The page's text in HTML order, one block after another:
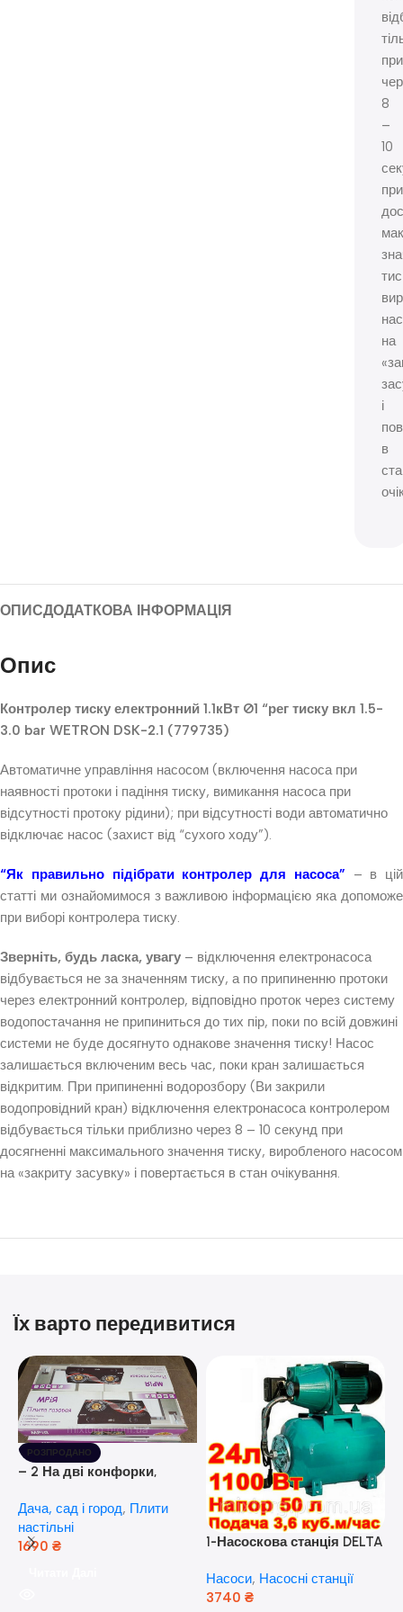
8
–
10
при
на
і
в
ОПИСДОДАТКОВА ІНФОРМАЦІЯ
Опис
Контролер тиску електронний 1.1кВт Ø1 “рег тиску вкл 1.5-
3.0 bar WETRON DSK-2.1 (779735)
Автоматичне управління насосом (включення насоса при
наявності протоки і падіння тиску, вимикання насоса при
відсутності протоку рідини); при відсутності води автоматично
відключає насос (захист від “сухого ходу”).
“Як правильно підібрати контролер для насоса” – в цій
статті ми ознайомимося з важливою інформацією яка допоможе
при виборі контролера тиску.
Зверніть, будь ласка, увагу – відключення електронасоса
відбувається не за значенням тиску, а по припиненню протоки
через електронний контролер, відповідно проток через систему
водопостачання не припиниться до тих пір, поки по всій довжині
системи не буде досягнуто однакове значення тиску! Насос
залишається включеним весь час, поки кран залишається
відкритим. При припиненні водорозбору (Ви закрили
водопровідний кран) відключення електронасоса контролером
відбувається тільки приблизно через 8 – 10 секунд при
досягненні максимального значення тиску, виробленого насосом
на «закриту засувку» і повертається в стан очікування.
Їх варто передивитися
РОЗПРОДАНО
– 2 На дві конфорки,
розпалюванням.
Дача, сад і город, Плити
настільні
1690 ₴
1-Насоскова станція DELTA
кВт) ( Польща)
Насоси, Насосні станції
3740 ₴